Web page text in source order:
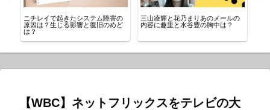
ニチレイで起きたシステム障害の
原因は？生じる影響と復旧のめど
は？
三山凌輝と花乃まりあのメールの
内容に趣里と水谷豊の胸中は？
【WBC】ネットフリックスをテレビの大